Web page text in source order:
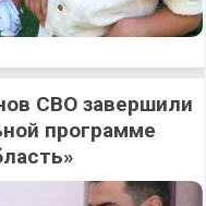
СВО завершили
программе